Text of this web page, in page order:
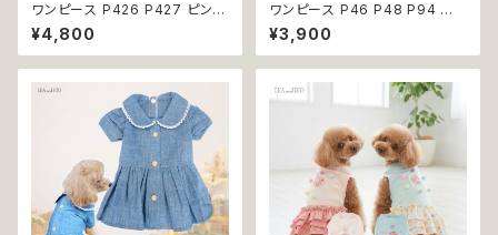
ワンピース P426 P427 ピンク
ホワイト ハンドメイド ビーズ 揺
れる リボン レース ドッグウェア
春夏 ドッグウエア ドッグ ウェア
プル 犬洋服 猫洋服 春 夏 洋服
女の子 男の子 小型 おしゃれ か
わいい 送料無料 返品交換不可
¥4,800
ワンピース P46 P48 P94 犬
服 フラワー デニム調 トップス ナ
チュラル ハンドメイド ブルー 青
花 パール風 ビーズ ドッグ ウェ
服 犬の服 犬洋服 洋服 女の子
小型 小型犬 猫 おしゃれ かわい
い 返品交換不可
¥3,900